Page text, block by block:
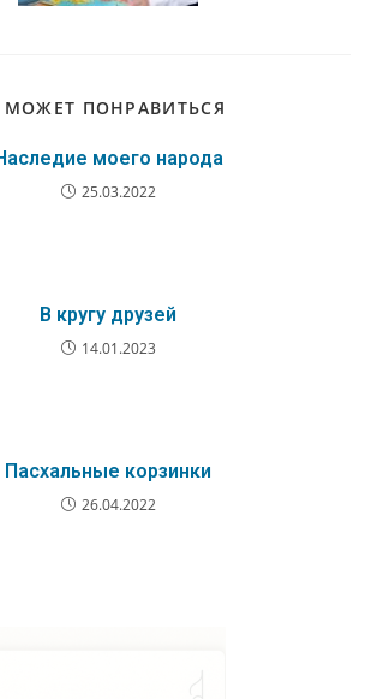
ПОНРАВИТЬСЯ
моего народа
25.03.2022
В кругу друзей
14.01.2023
Пасхальные корзинки
26.04.2022